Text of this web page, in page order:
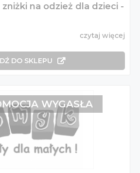
zniżki na odzież dla dzieci -
czytaj więcej
DO SKLEPU
WYGASŁA